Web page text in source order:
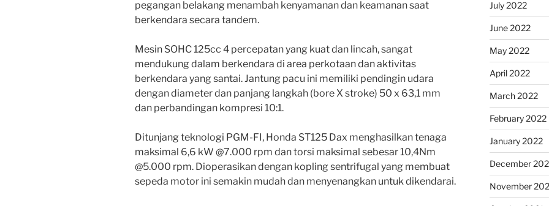
pegangan belakang menambah kenyamanan dan keamanan saat
berkendara secara tandem.
Mesin SOHC 125cc 4 percepatan yang kuat dan lincah, sangat
mendukung dalam berkendara di area perkotaan dan aktivitas
berkendara yang santai. Jantung pacu ini memiliki pendingin udara
dengan diameter dan panjang langkah (bore X stroke) 50 x 63,1 mm
dan perbandingan kompresi 10:1.
Ditunjang teknologi PGM-FI, Honda ST125 Dax menghasilkan tenaga
maksimal 6,6 kW @7.000 rpm dan torsi maksimal sebesar 10,4Nm
@5.000 rpm. Dioperasikan dengan kopling sentrifugal yang membuat
sepeda motor ini semakin mudah dan menyenangkan untuk dikendarai.
July 2022
June 2022
May 2022
April 2022
March 2022
February 2022
January 2022
December
November